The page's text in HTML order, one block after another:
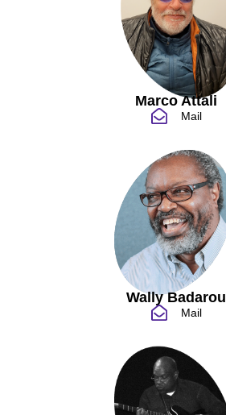
Marco Attali
Mail
Wally Badarou
Mail